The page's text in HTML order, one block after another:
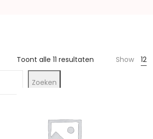
Toont alle 11 resultaten Gesorteerd
Show 12
Zoeken